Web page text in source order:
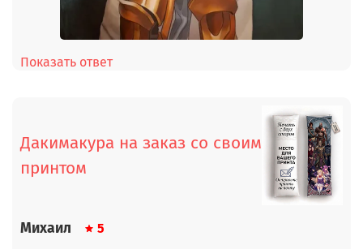
Показать ответ
Дакимакура на заказ со своим
принтом
Михаил 5